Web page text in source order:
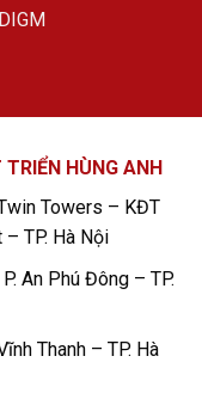
HÙNG ANH
Towers – KĐT
TP. Hà Nội
An Phú Đông – TP.
Thanh – TP. Hà